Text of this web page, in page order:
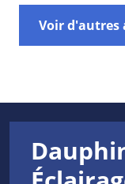
Voir d'autres